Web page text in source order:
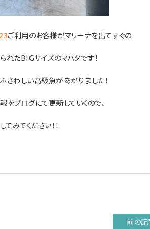
ご利用のお客様がマリーナを出てすぐの
れたBIGサイズのマハタです！
さわしい高級魚があがりました！
をブログにて更新していくので、
てみてください！！
前の記